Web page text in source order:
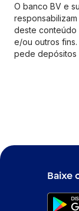
O banco BV e
deste conteúdo
e/ou outros
pede depósitos
Baixe